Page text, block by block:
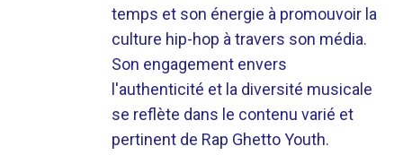
temps et son énergie à promouvoir la
culture hip-hop à travers son média.
Son engagement envers
l'authenticité et la diversité musicale
se reflète dans le contenu varié et
pertinent de Rap Ghetto Youth.